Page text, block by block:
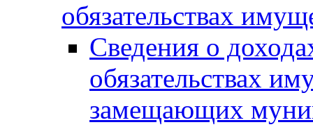
обязательствах
Сведения о
обязательствах
замещающих